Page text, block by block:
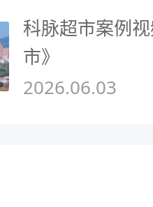
科脉超市案例
市》
2026.06.03